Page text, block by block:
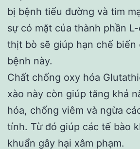
bị bệnh tiểu đường và tim
sự có mặt của thành phần
thịt bò sẽ giúp hạn chế biến
bệnh này.
Chất chống oxy hóa
xào này còn giúp tăng khả
hóa, chống viêm và ngừa
tính. Từ đó giúp các tế bào
khuẩn gây hại xâm phạm.